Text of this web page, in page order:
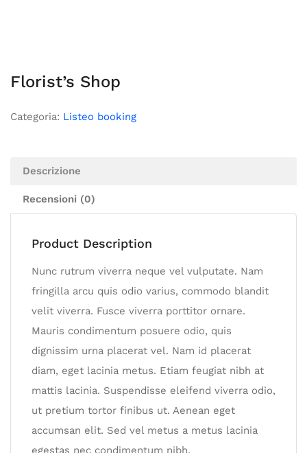
Florist’s Shop
Categoria: Listeo booking
Descrizione
Recensioni (0)
Product Description
Nunc rutrum viverra neque vel vulputate. Nam
fringilla arcu quis odio varius, commodo blandit
velit viverra. Fusce viverra porttitor ornare.
Mauris condimentum posuere odio, quis
dignissim urna placerat vel. Nam id placerat
diam, eget lacinia metus. Etiam feugiat nibh at
mattis lacinia. Suspendisse eleifend viverra odio,
ut pretium tortor finibus ut. Aenean eget
accumsan elit. Sed vel metus a metus lacinia
egestas nec condimentum nibh.